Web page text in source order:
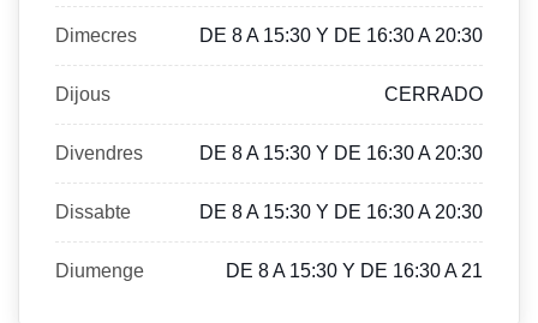
Dimecres DE 8 A 15:30 Y DE 16:30 A 20:30
Dijous CERRADO
Divendres DE 8 A 15:30 Y DE 16:30 A 20:30
Dissabte DE 8 A 15:30 Y DE 16:30 A 20:30
Diumenge DE 8 A 15:30 Y DE 16:30 A 21